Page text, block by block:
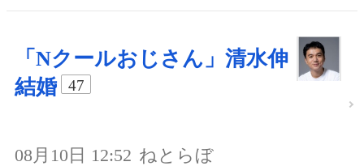
「Nクールおじさん」清水伸
結婚
47
08月10日 12:52 ねとらぼ